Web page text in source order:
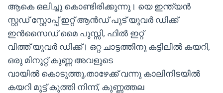
ആകെ ഒലിച്ചു കൊണ്ടിരിക്കുന്നു। യെ ഇന്ത്യൻ
സ്റ്റഡ് സ്റ്റോപ്പ് ഇറ്റ് ആൻഡ് പുട് യുവർ ഡിക്ക്
ഇൻസൈഡ് മൈ പുസ്സി, ഫിൽ ഇറ്റ്
വിത്ത് യുവർ ഡിക്ക്। ഒറ്റ ചാട്ടത്തിനു കട്ടിലിൽ കയറി,
ഒരു മിനുറ്റ് കുണ്ണ അവളുടെ
വായിൽ കൊടുത്തു,താഴേക്ക് വന്നു കാലിനിടയിൽ
കയറി മുട്ട് കുത്തി നിന്ന്, കുണ്ണത്തല